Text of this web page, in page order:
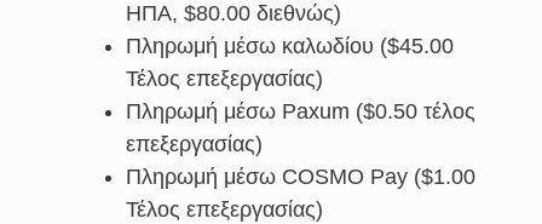
ΗΠΑ, $80.00 διεθνώς)
Πληρωμή μέσω καλωδίου ($45.00
Τέλος επεξεργασίας)
Πληρωμή μέσω Paxum ($0.50 τέλος
επεξεργασίας)
Πληρωμή μέσω COSMO Pay ($1.00
Τέλος επεξεργασίας)